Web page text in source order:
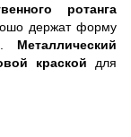
ротанга
держат форму
Металлический
краской для